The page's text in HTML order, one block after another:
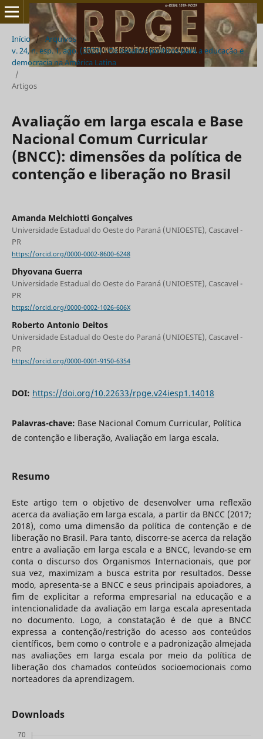
Início / Arquivos
/
v. 24, n. esp. 1, ago. (2020) - Os desafios políticos para a educação e
democracia na América Latina
/
Artigos
Avaliação em larga escala e Base
Nacional Comum Curricular
(BNCC): dimensões da política de
contenção e liberação no Brasil
Amanda Melchiotti Gonçalves
Universidade Estadual do Oeste do Paraná (UNIOESTE), Cascavel -
PR
https://orcid.org/0000-0002-8600-6248
Dhyovana Guerra
Universidade Estadual do Oeste do Paraná (UNIOESTE), Cascavel -
PR
https://orcid.org/0000-0002-1026-606X
Roberto Antonio Deitos
Universidade Estadual do Oeste do Paraná (UNIOESTE), Cascavel -
PR
https://orcid.org/0000-0001-9150-6354
DOI: https://doi.org/10.22633/rpge.v24iesp1.14018
Palavras-chave: Base Nacional Comum Curricular, Política
de contenção e liberação, Avaliação em larga escala.
Resumo
Este artigo tem o objetivo de desenvolver uma reflexão
acerca da avaliação em larga escala, a partir da BNCC (2017;
2018), como uma dimensão da política de contenção e de
liberação no Brasil. Para tanto, discorre-se acerca da relação
entre a avaliação em larga escala e a BNCC, levando-se em
conta o discurso dos Organismos Internacionais, que por
sua vez, maximizam a busca estrita por resultados. Desse
modo, apresenta-se a BNCC e seus principais apoiadores, a
fim de explicitar a reforma empresarial na educação e a
intencionalidade da avaliação em larga escala apresentada
no documento. Logo, a constatação é de que a BNCC
expressa a contenção/restrição do acesso aos conteúdos
científicos, bem como o controle e a padronização almejada
nas avaliações em larga escala por meio da política de
liberação dos chamados conteúdos socioemocionais como
norteadores da aprendizagem.
Downloads